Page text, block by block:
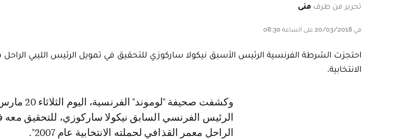
تحرير من طرف منى
في 20/03/2018 على الساعة 08:30
احتجزت الشرطة الفرنسية الرئيس الأسبق نيكولا ساركوزي للتحقيق في تمويل الرئيس الليبي
الانتخابية.
وكشفت صحيفة "لوموند" الفرنسية، اليوم الثلاثاء 20 مارس، أن "الشرطة تحتجز
الرئيس الفرنسي السابق نيكولا ساركوزي، للتحقيق معه
الراحل معمر القذافي لحملته الانتخابية عام 2007".